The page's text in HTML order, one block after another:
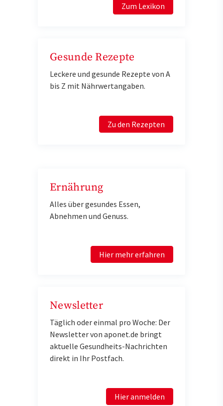
Zum Lexikon
Gesunde Rezepte
Leckere und gesunde Rezepte von A
bis Z mit Nährwertangaben.
Zu den Rezepten
Ernährung
Alles über gesundes Essen,
Abnehmen und Genuss.
Hier mehr erfahren
Newsletter
Täglich oder einmal pro Woche: Der
Newsletter von aponet.de bringt
aktuelle Gesundheits-Nachrichten
direkt in Ihr Postfach.
Hier anmelden